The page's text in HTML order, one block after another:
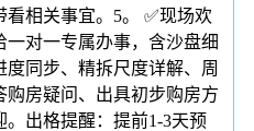
相关事宜。5。 ✅现场欢
对一专属办事，含沙盘细
同步、精拆尺度详解、周
房疑问、出具初步购房方
出格提醒：提前1-3天预